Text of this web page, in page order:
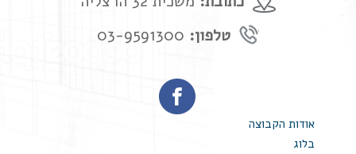
טלפון:
אודות הקבוצה
בלוג